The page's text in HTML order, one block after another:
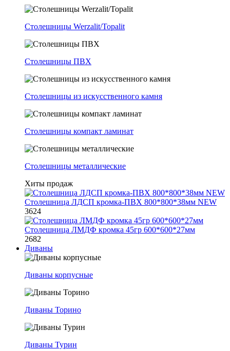
Столешницы Werzalit/Topalit
Столешницы ПВХ
Столешницы из искусственного камня
Столешницы компакт ламинат
Столешницы металлические
Хиты продаж
Столешница ЛДСП кромка-ПВХ 800*800*38мм NEW
3624
Столешница ЛМДФ кромка 45гр 600*600*27мм
2682
Диваны
Диваны корпусные
Диваны Торино
Диваны Турин